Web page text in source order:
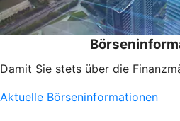
Damit Sie stets über die
Aktuelle Börseninformationen